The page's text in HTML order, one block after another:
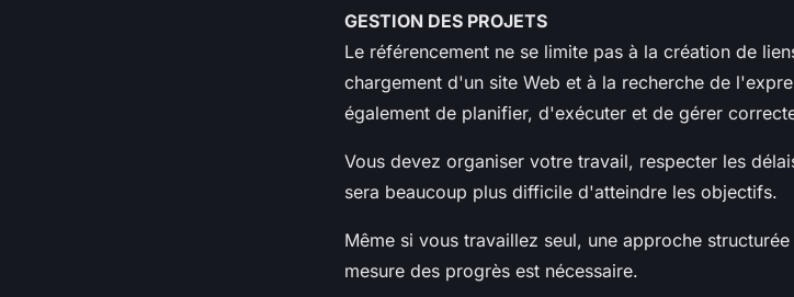
GESTION DES PROJETS
Le référencement ne se limite pas à la création de
chargement d'un site Web et à la recherche de
également de planifier, d'exécuter et de gérer
Vous devez organiser votre travail, respecter les
sera beaucoup plus difficile d'atteindre les objectifs.
Même si vous travaillez seul, une approche
mesure des progrès est nécessaire.